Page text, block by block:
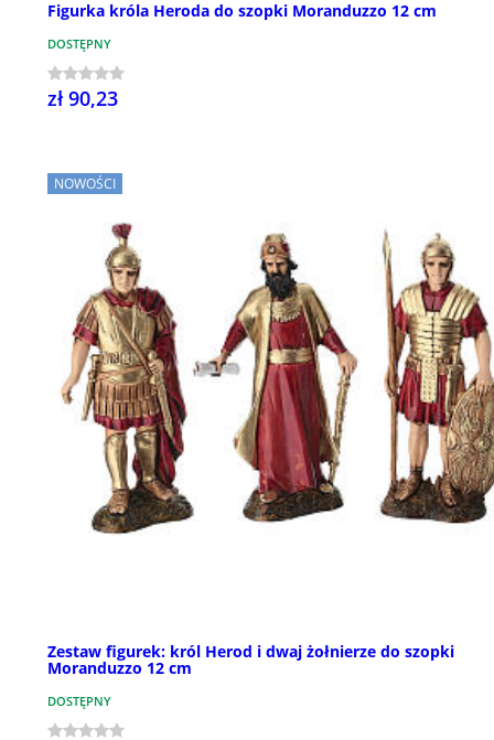
Figurka króla Heroda do szopki Moranduzzo 12 cm
DOSTĘPNY
zł 90,23
NOWOŚCI
Zestaw figurek: król Herod i dwaj żołnierze do szopki
Moranduzzo 12 cm
DOSTĘPNY